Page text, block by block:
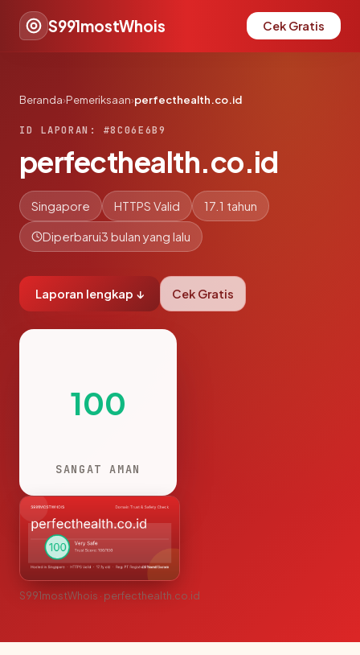
S991mostWhois Cek Gratis
Beranda›Pemeriksaan›perfecthealth.co.id
ID LAPORAN: #8C06E6B9
perfecthealth.co.id
Singapore HTTPS Valid 17.1 tahun
Diperbarui3 bulan yang lalu
Laporan lengkap ↓ Cek Gratis
100
SANGAT AMAN
S991mostWhois · perfecthealth.co.id